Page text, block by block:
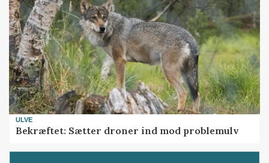
ULVE
Bekræftet: Sætter droner ind mod problemulv